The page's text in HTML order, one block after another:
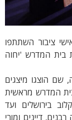
ציבור השתתפו
שנה להקמת בית המדרש 'יחוה
הוצגו מיצגים
המדרש מראשית
בירושלים ועד
דיינים ומורי